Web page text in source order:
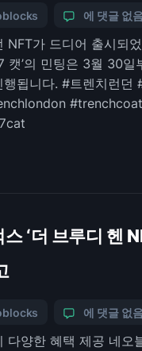
에 댓글 없
NFT가 드디어 출시되
캣’의 민팅은 3월 30일
행됩니다. #트렌치런던
#trenchcoat
‘더 브루디 헨
에 댓글 없
다양한 혜택 제공 네오